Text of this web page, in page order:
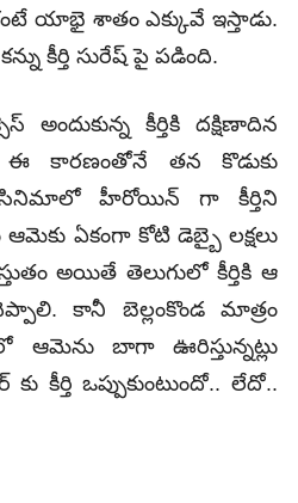
యాభై శాతం ఎక్కువే ఇస్తాడు.
కీర్తి సురేష్ పై పడింది.
కీర్తికి దక్షిణాదిన
ఈ కారణంతోనే తన కొడుకు
హీరోయిన్ గా కీర్తిని
ఆమెకు ఏకంగా కోటి డెబ్బై లక్షలు
అయితే తెలుగులో కీర్తికి ఆ
కానీ బెల్లంకొండ మాత్రం
బాగా ఊరిస్తున్నట్లు
కీర్తి ఒప్పుకుంటుందో.. లేదో..